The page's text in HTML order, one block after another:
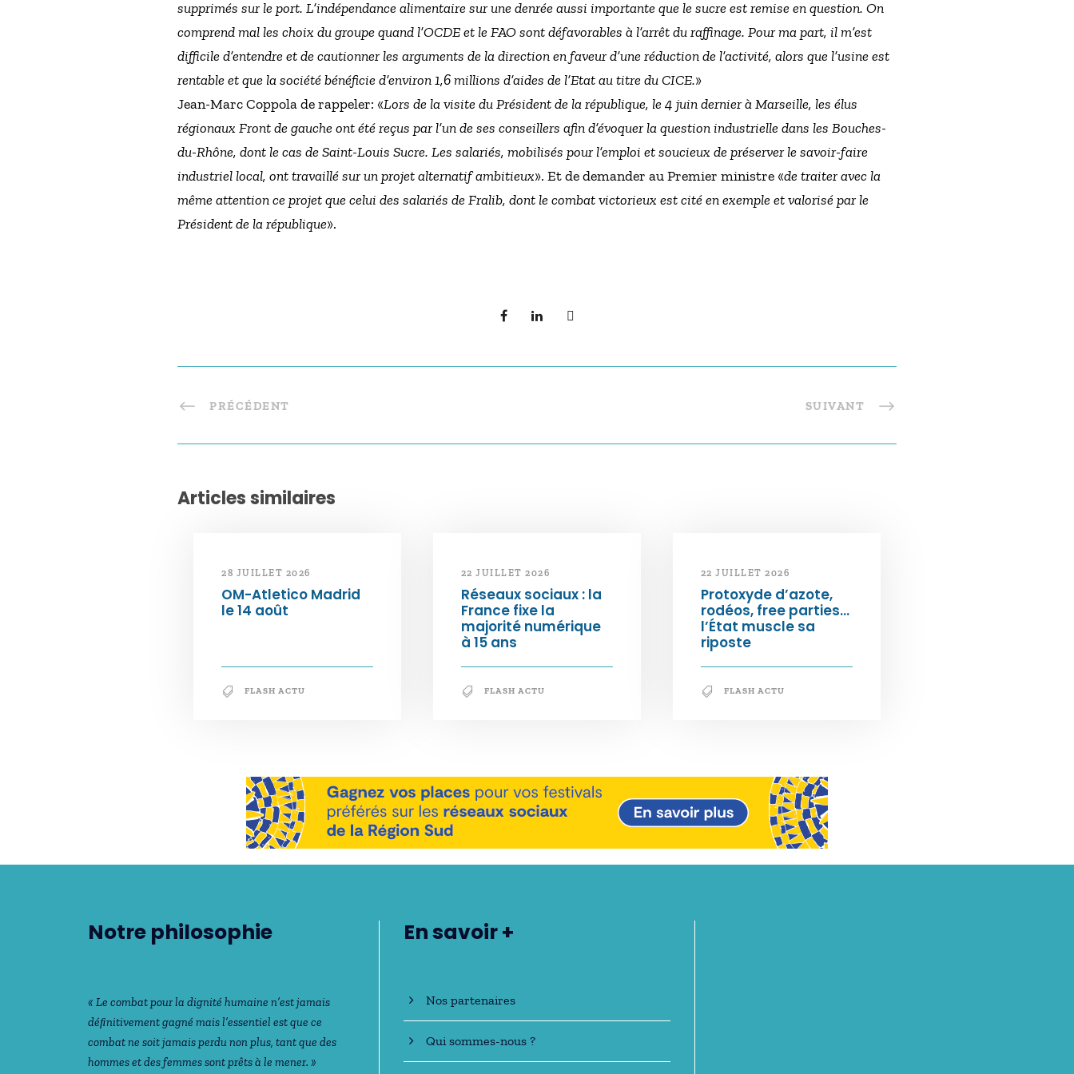
supprimés sur le port. L’indépendance alimentaire sur une denrée aussi importante que le sucre est remise en question. On
comprend mal les choix du groupe quand l’OCDE et le FAO sont défavorables à l’arrêt du raffinage. Pour ma part, il m’est
difficile d’entendre et de cautionner les arguments de la direction en faveur d’une réduction de l’activité, alors que l’usine est
rentable et que la société bénéficie d’environ 1,6 millions d’aides de l’Etat au titre du CICE.»
Jean-Marc Coppola de rappeler: «Lors de la visite du Président de la république, le 4 juin dernier à Marseille, les élus
régionaux Front de gauche ont été reçus par l’un de ses conseillers afin d’évoquer la question industrielle dans les Bouches-
du-Rhône, dont le cas de Saint-Louis Sucre. Les salariés, mobilisés pour l’emploi et soucieux de préserver le savoir-faire
industriel local, ont travaillé sur un projet alternatif ambitieux». Et de demander au Premier ministre «de traiter avec la
même attention ce projet que celui des salariés de Fralib, dont le combat victorieux est cité en exemple et valorisé par le
Président de la république».
PRÉCÉDENT SUIVANT
Articles similaires
28 JUILLET 2026
OM-Atletico Madrid
le 14 août
FLASH ACTU
22 JUILLET 2026
Réseaux sociaux : la
France fixe la
majorité numérique
à 15 ans
FLASH ACTU
22 JUILLET 2026
Protoxyde d’azote,
rodéos, free parties…
l’État muscle sa
riposte
FLASH ACTU
Notre philosophie
« Le combat pour la dignité humaine n’est jamais
déﬁnitivement gagné mais l’essentiel est que ce
combat ne soit jamais perdu non plus, tant que des
hommes et des femmes sont prêts à le mener. »
En savoir +
Nos partenaires
Qui sommes-nous ?